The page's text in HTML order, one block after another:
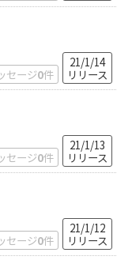
セージ0件
21/1/14
リリース
セージ0件
21/1/13
リリース
セージ0件
21/1/12
リリース